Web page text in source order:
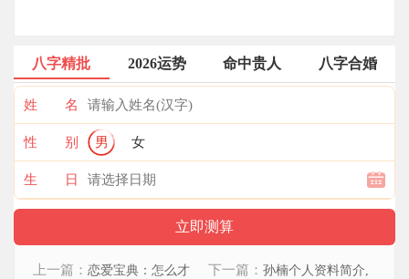
八字精批 2026运势 命中贵人 八字合婚
姓 名
性 别 男 女
生 日
上一篇： 恋爱宝典：怎么才 下一篇： 孙楠个人资料简介,